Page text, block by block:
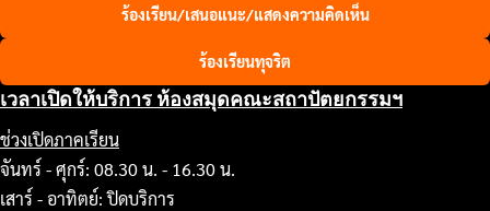
ร้องเรียน/เสนอแนะ/แสดงความคิดเห็น
ร้องเรียนทุจริต
เวลาเปิดให้บริการ ห้องสมุดคณะสถาปัตยกรรมฯ
ช่วงเปิดภาคเรียน
จันทร์ - ศุกร์: 08.30 น. - 16.30 น.
เสาร์ - อาทิตย์: ปิดบริการ